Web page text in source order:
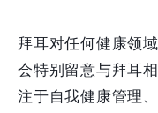
拜耳对任何健康领
会特别留意与拜耳
注于自我健康管理